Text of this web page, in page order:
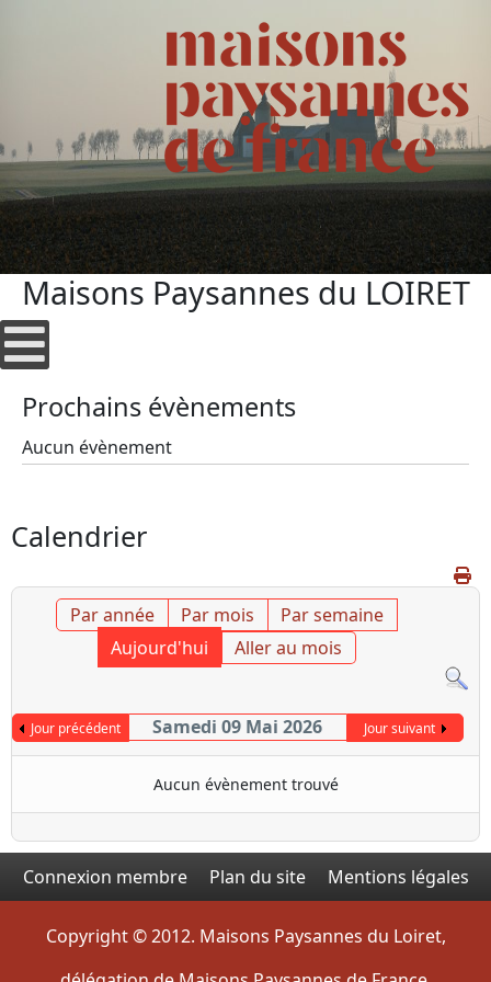
Maisons Paysannes du LOIRET
Prochains évènements
Aucun évènement
Calendrier
Par année Par mois
Par semaine
Aujourd'hui
Aller au mois
Jour précédent Samedi 09 Mai 2026 Jour suivant
Aucun évènement trouvé
Connexion membre Plan du site Mentions légales
Copyright © 2012. Maisons Paysannes du Loiret,